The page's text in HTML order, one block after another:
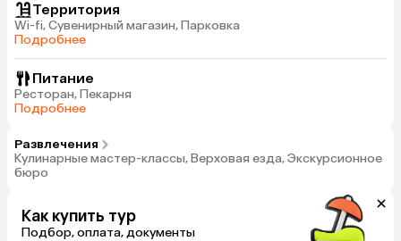
Территория
Wi-fi, Сувенирный магазин, Парковка
Подробнее
Питание
Ресторан, Пекарня
Подробнее
Развлечения
Кулинарные мастер-классы, Верховая езда, Экскурсионное
бюро
Как купить тур
Подбор, оплата, документы